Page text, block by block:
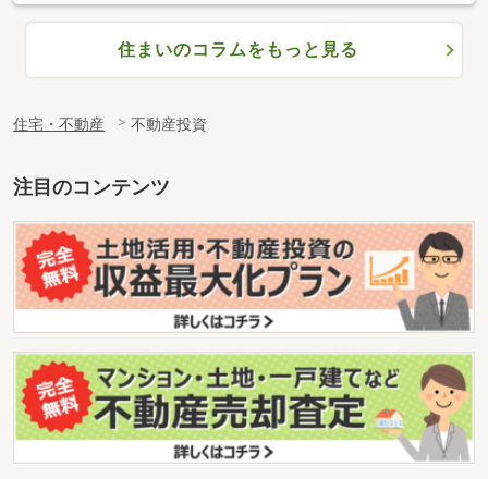
住まいのコラムをもっと見る
住宅・不動産 不動産投資
注目のコンテンツ